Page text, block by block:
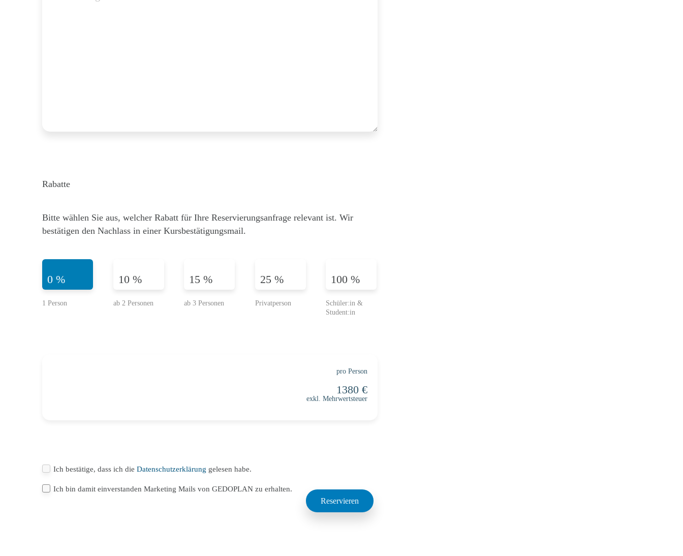
Rabatte
Bitte wählen Sie aus, welcher Rabatt für Ihre Reservierungsanfrage relevant ist. Wir
bestätigen den Nachlass in einer Kursbestätigungsmail.
0 % 10 % 15 % 25 % 100 %
pro Person
exkl. Mehrwertsteuer
Ich bestätige, dass ich die Datenschutzerklärung gelesen habe.
Ich bin damit einverstanden Marketing Mails von GEDOPLAN zu erhalten.